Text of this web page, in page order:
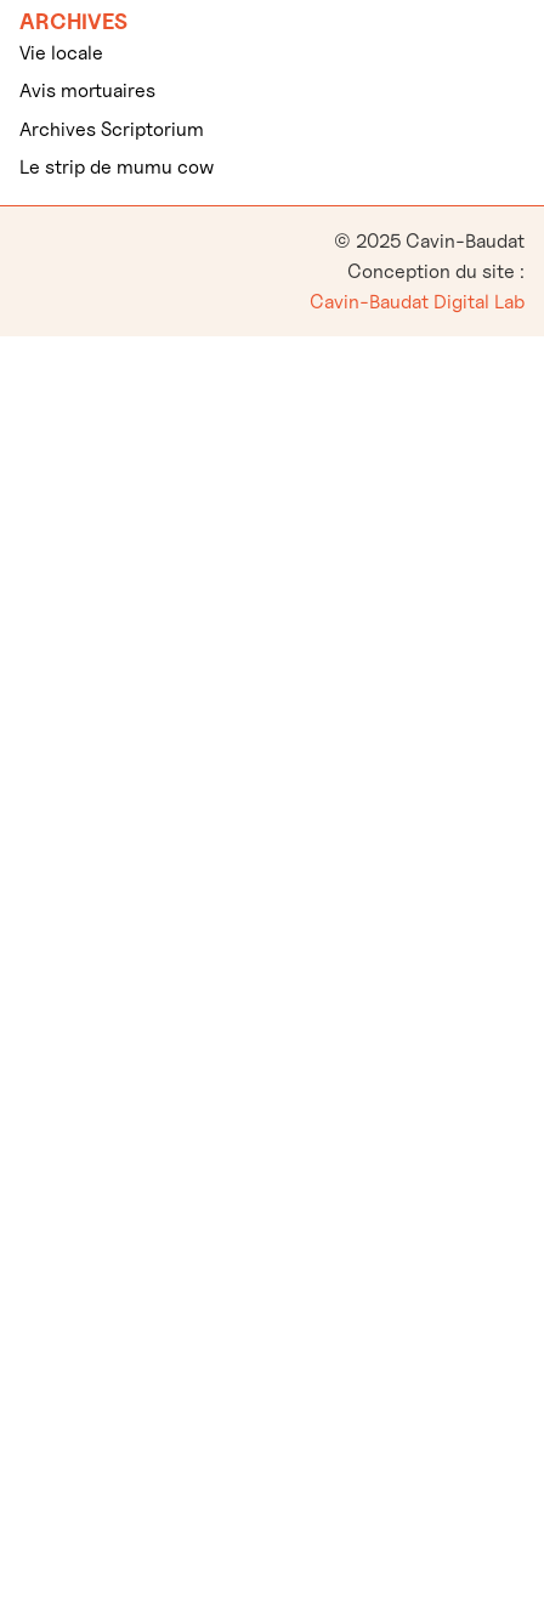
ARCHIVES
Vie locale
Avis mortuaires
Archives Scriptorium
Le strip de mumu cow
© 2025 Cavin-Baudat
Conception du site :
Cavin-Baudat Digital Lab